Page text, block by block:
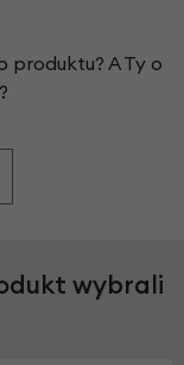
produktu? A Ty o
wybrali